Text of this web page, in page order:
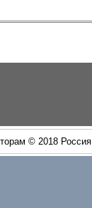
© 2018 Россия